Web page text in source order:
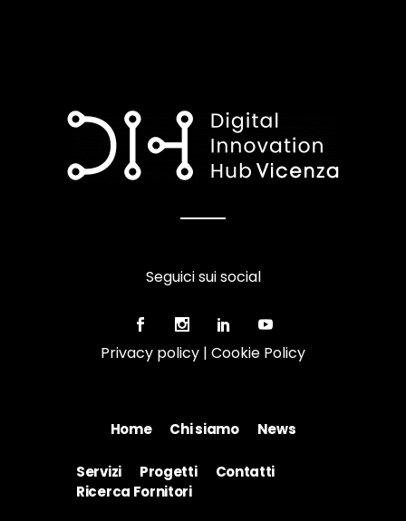
Home Chi siamo News
Seguici sui social
Privacy policy | Cookie Policy
Servizi Progetti
Contatti
Ricerca Fornitori